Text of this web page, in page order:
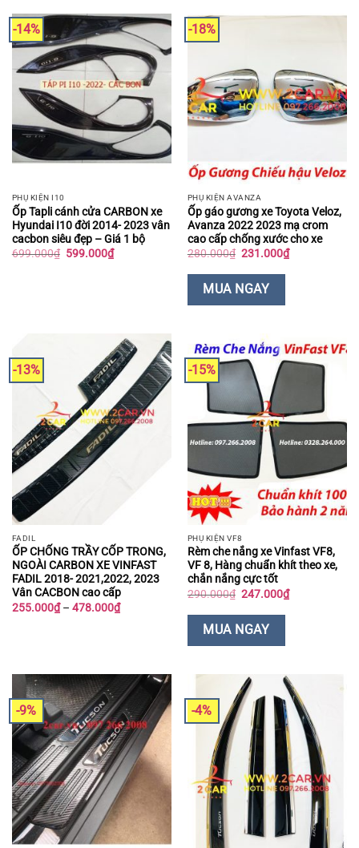
-14%
PHỤ KIỆN I10
Ốp Tapli cánh cửa CARBON xe
Hyundai I10 đời 2014- 2023 vân
cacbon siêu đẹp – Giá 1 bộ
699.000₫ Giá
599.000₫Giá
hiện
-18%
PHỤ KIỆN AVANZA
Ốp gáo gương xe Toyota Veloz,
Avanza 2022 2023 mạ crom
cao cấp chống xước cho xe
280.000₫ Giá
là:
280.000₫.
231.000₫Giá
hiện
MUA NGAY
-13%
FADIL
ỐP CHỐNG TRẦY CỐP TRONG,
NGOÀI CARBON XE VINFAST
FADIL 2018- 2021,2022, 2023
Vân CACBON cao cấp
255.000₫ – 478.000₫Khoảng
giá:
-15%
PHỤ KIỆN VF8
Rèm che nắng xe Vinfast VF8,
VF 8, Hàng chuẩn khít theo xe,
chắn nắng cực tốt
290.000₫ Giá
là:
290.000₫.
247.000₫Giá
hiện
MUA NGAY
-9% -4%